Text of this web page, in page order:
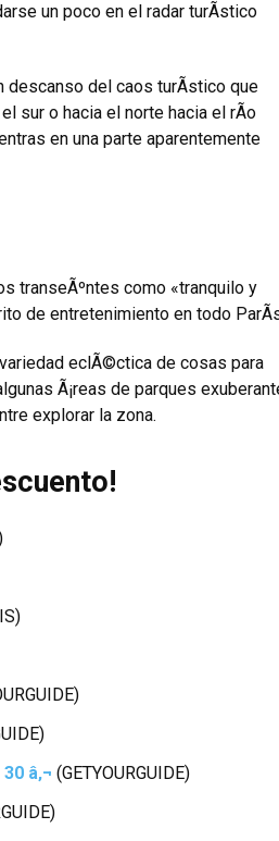
un poco en el radar turÃ­stico
descanso del caos turÃ­stico que
sur o hacia el norte hacia el rÃ­o
en una parte aparentemente
transeÃºntes como «tranquilo y
de entretenimiento en todo
eclÃ©ctica de cosas para
Ã¡reas de parques
explorar la zona.
â‚¬ (GETYOURGUIDE)